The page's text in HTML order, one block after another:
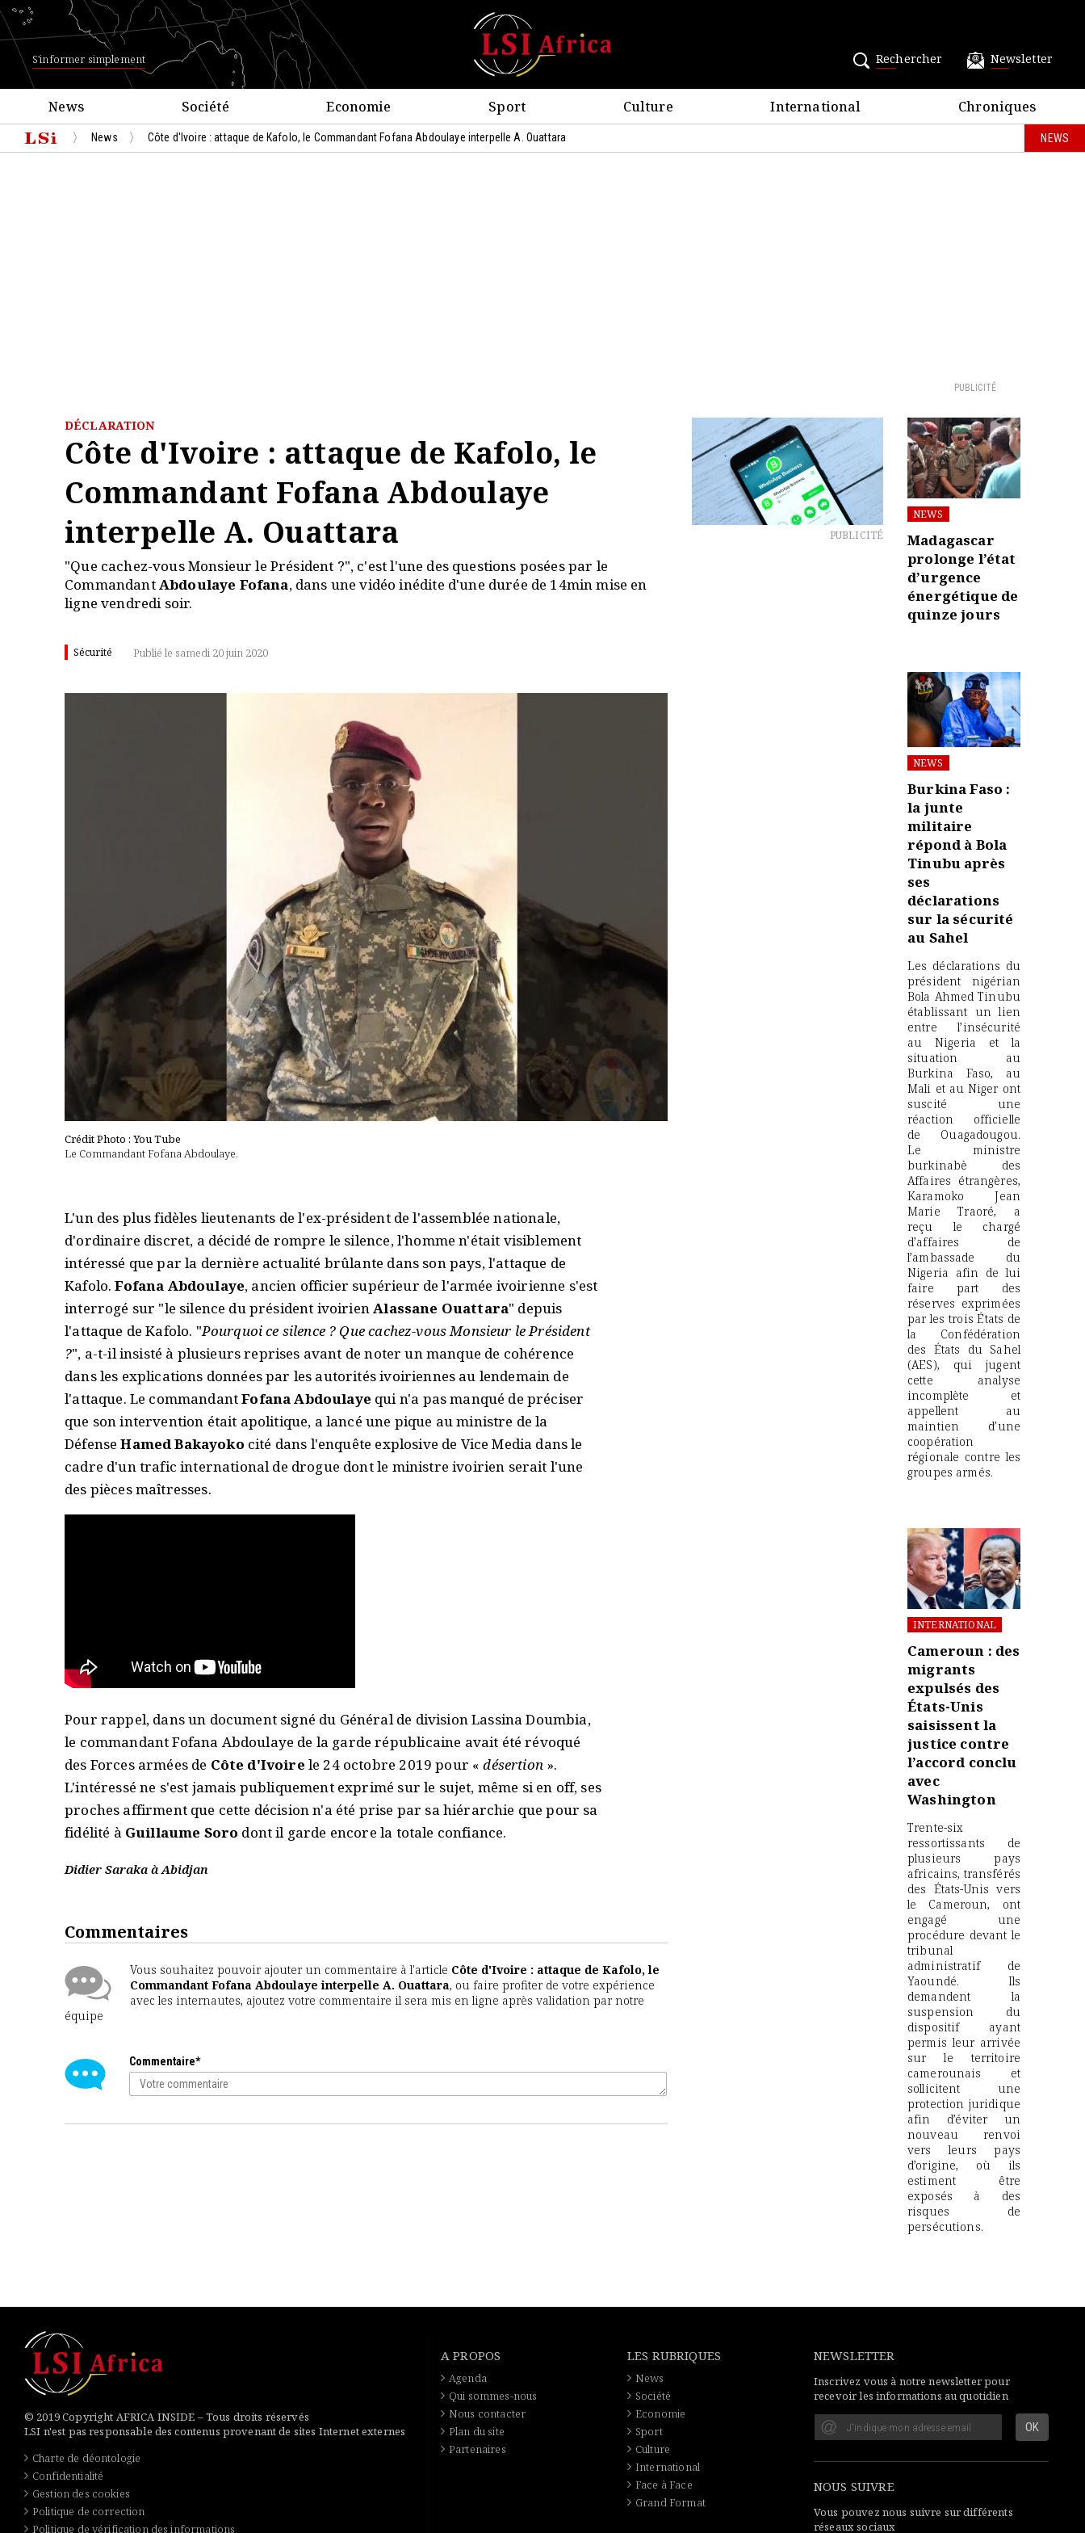
S'informer simplement Rechercher Newsletter
News Société Economie Sport Culture International Chroniques
News Côte d'Ivoire : attaque de Kafolo, le Commandant Fofana Abdoulaye interpelle A. Ouattara NEWS
PUBLICITÉ
DÉCLARATION
Côte d'Ivoire : attaque de Kafolo, le
Commandant Fofana Abdoulaye
interpelle A. Ouattara
"Que cachez-vous Monsieur le Président ?", c'est l'une des questions posées par le
CommandantAbdoulaye Fofana, dans une vidéo inédite d'une durée de 14min mise en
ligne vendredi soir.
Sécurité Publié le samedi 20 juin 2020
Crédit Photo : You Tube
Le Commandant Fofana Abdoulaye.
L'un des plus fidèles lieutenants de l'ex-président de l'assemblée nationale,
d'ordinaire discret, a décidé de rompre le silence, l'homme n'était visiblement
intéressé que par la dernière actualité brûlante dans son pays, l'attaque de
Kafolo.Fofana Abdoulaye, ancien officier supérieur de l'armée ivoirienne s'est
interrogé sur "le silence du président ivoirienAlassane Ouattara" depuis
l'attaque de Kafolo. "Pourquoi ce silence ? Que cachez-vous Monsieur le Président
?", a-t-il insisté à plusieurs reprises avant de noter un manque de cohérence
dans les explications données par les autorités ivoiriennes au lendemain de
l'attaque. Le commandantFofana Abdoulaye qui n'a pas manqué de préciser
que son intervention était apolitique, a lancé une pique au ministre de la
DéfenseHamed Bakayoko cité dans l'enquête explosive de Vice Media dans le
cadre d'un trafic international de drogue dont le ministre ivoirien serait l'une
des pièces maîtresses.
Pour rappel, dans un document signé du Général de division Lassina Doumbia,
le commandant Fofana Abdoulaye de la garde républicaine avait été révoqué
des Forces armées de Côte d'Ivoire le 24 octobre 2019 pour «désertion».
L'intéressé ne s'est jamais publiquement exprimé sur le sujet, même si en off, ses
proches affirment que cette décision n'a été prise par sa hiérarchie que pour sa
fidélité à Guillaume Soro dont il garde encore la totale confiance.
Didier Saraka à Abidjan
Commentaires
Vous souhaitez pouvoir ajouter un commentaire à l'article Côte d'Ivoire : attaque de Kafolo, le
Commandant Fofana Abdoulaye interpelle A. Ouattara, ou faire profiter de votre expérience
avec les internautes, ajoutez votre commentaire il sera mis en ligne après validation par notre
équipe
Commentaire*
PUBLICITÉ
NEWS
Madagascar
prolonge l’état
d’urgence
énergétique de
quinze jours
NEWS
Burkina Faso :
la junte
militaire
répond à Bola
Tinubu après
ses
déclarations
sur la sécurité
au Sahel
Les déclarations du
président nigérian
Bola Ahmed Tinubu
établissant un lien
entre l’insécurité
au Nigeria et la
situation au
Burkina Faso, au
Mali et au Niger ont
suscité une
réaction officielle
de Ouagadougou.
Le ministre
burkinabè des
Affaires étrangères,
Karamoko Jean
Marie Traoré, a
reçu le chargé
d’affaires de
l’ambassade du
Nigeria afin de lui
faire part des
réserves exprimées
par les trois États de
la Confédération
des États du Sahel
(AES), qui jugent
cette analyse
incomplète et
appellent au
maintien d’une
coopération
régionale contre les
groupes armés.
INTERNATIONAL
Cameroun : des
migrants
expulsés des
États-Unis
saisissent la
justice contre
l’accord conclu
avec
Washington
Trente-six
ressortissants de
plusieurs pays
africains, transférés
des États-Unis vers
le Cameroun, ont
engagé une
procédure devant le
tribunal
administratif de
Yaoundé. Ils
demandent la
suspension du
dispositif ayant
permis leur arrivée
sur le territoire
camerounais et
sollicitent une
protection juridique
afin d’éviter un
nouveau renvoi
vers leurs pays
d’origine, où ils
estiment être
exposés à des
risques de
persécutions.
© 2019 Copyright AFRICA INSIDE – Tous droits réservés
LSI n'est pas responsable des contenus provenant de sites Internet externes
Charte de déontologie
Confidentialité
Gestion des cookies
Politique de correction
Politique de vérification des informations
A PROPOS
Agenda
Qui sommes-nous
Nous contacter
Plan du site
Partenaires
LES RUBRIQUES
News
Société
Economie
Sport
Culture
International
Face à Face
Grand Format
NEWSLETTER
Inscrivez vous à notre newsletter pour
recevoir les informations au quotidien
NOUS SUIVRE
Vous pouvez nous suivre sur différents
réseaux sociaux